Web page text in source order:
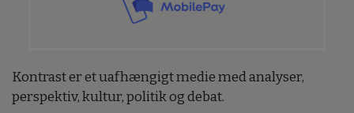
Kontrast er et uafhængigt medie med analyser,
perspektiv, kultur, politik og debat.